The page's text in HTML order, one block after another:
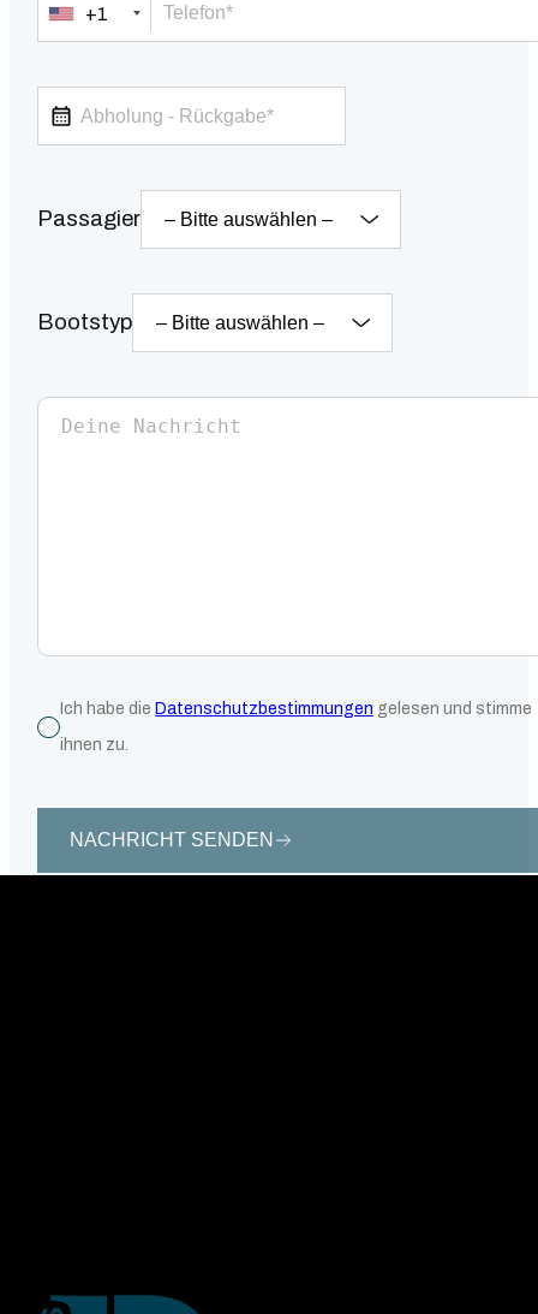
+1
Passagier
Bootstyp
Ich habe die Datenschutzbestimmungen gelesen und stimme
ihnen zu.
NACHRICHT SENDEN